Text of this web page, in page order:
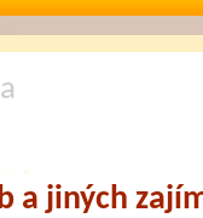
a jiných